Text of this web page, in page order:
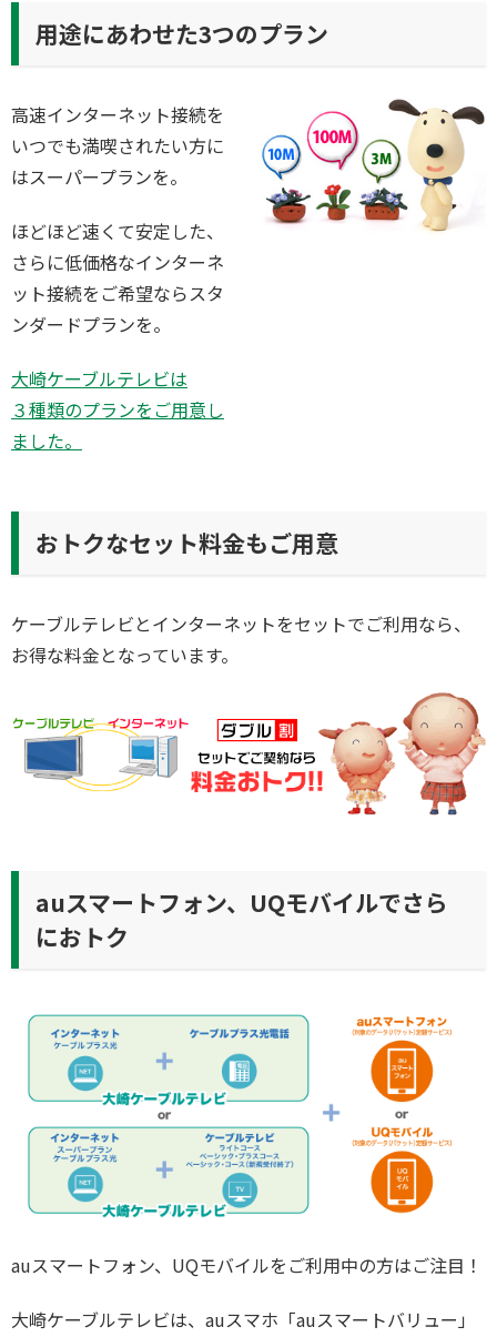
用途にあわせた3つのプラン
高速インターネット接続を
いつでも満喫されたい方に
はスーパープランを。
ほどほど速くて安定した、
さらに低価格なインターネ
ット接続をご希望ならスタ
ンダードプランを。
大崎ケーブルテレビは
３種類のプランをご用意し
ました。
おトクなセット料金もご用意
ケーブルテレビとインターネットをセットでご利用なら、
お得な料金となっています。
auスマートフォン、UQモバイルでさら
におトク
auスマートフォン、UQモバイルをご利用中の方はご注目！
大崎ケーブルテレビは、auスマホ「auスマートバリュー」